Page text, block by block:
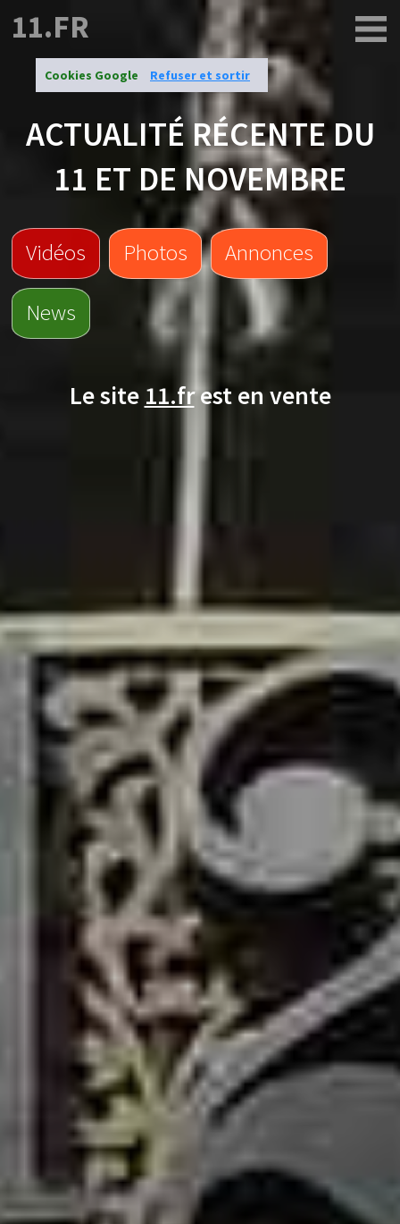
Cookies Google Refuser et sortir
11.FR
ACTUALITÉ RÉCENTE DU
11 ET DE NOVEMBRE
Vidéos Photos Annonces
News
Le site 11.frest en vente